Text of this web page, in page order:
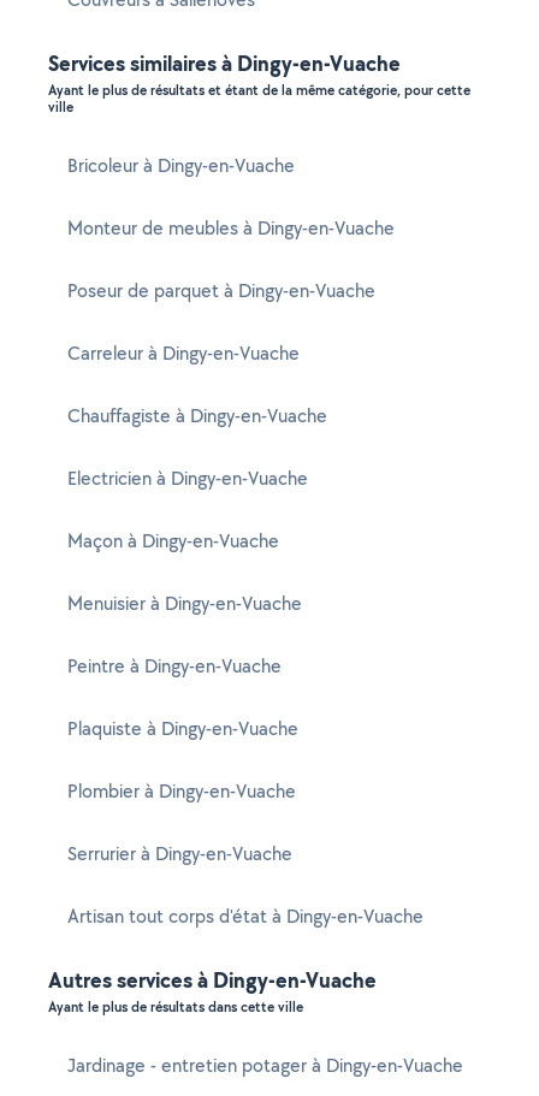
Services similaires à Dingy-en-Vuache
Ayant le plus de résultats et étant de la même catégorie, pour cette
ville
Bricoleur à Dingy-en-Vuache
Monteur de meubles à Dingy-en-Vuache
Poseur de parquet à Dingy-en-Vuache
Carreleur à Dingy-en-Vuache
Chauffagiste à Dingy-en-Vuache
Electricien à Dingy-en-Vuache
Maçon à Dingy-en-Vuache
Menuisier à Dingy-en-Vuache
Peintre à Dingy-en-Vuache
Plaquiste à Dingy-en-Vuache
Plombier à Dingy-en-Vuache
Serrurier à Dingy-en-Vuache
Artisan tout corps d'état à Dingy-en-Vuache
Autres services à Dingy-en-Vuache
Ayant le plus de résultats dans cette ville
Jardinage - entretien potager à Dingy-en-Vuache